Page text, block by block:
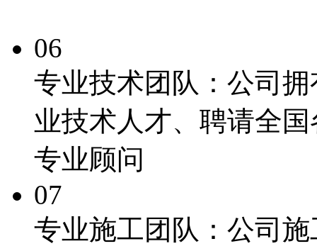
06
专业技术团队： 公司
业技术人才、聘请全
专业顾问
07
专业施工团队： 公司